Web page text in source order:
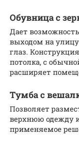
Обувница с
Дает
выходом на
глаз.
потолка, с
расширяет
Тумба с
Позволяет
верхнюю одежду
применяемое